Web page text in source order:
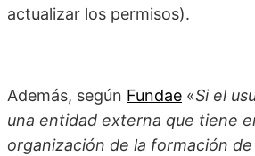
actualizar los permisos).
Además, según Fundae «Si el
una entidad externa que tiene
organización de la formación